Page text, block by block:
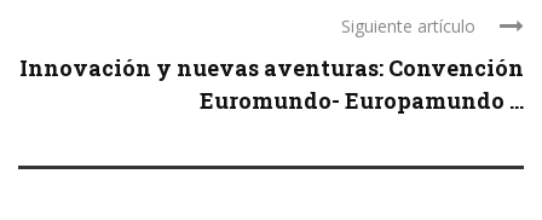
Siguiente artículo
Innovación y nuevas aventuras: Convención
Euromundo- Europamundo ...